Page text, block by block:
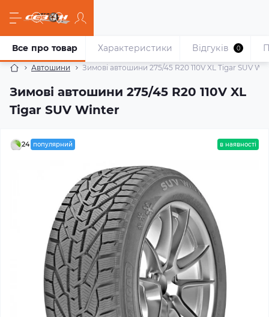
Автошини Зимові автошини 275/45 R20 110V XL Tigar SUV
Зимові автошини 275/45 R20 110V XL
Tigar SUV Winter
Все про товар Характеристики Відгуків 0
24 популярний в наявності